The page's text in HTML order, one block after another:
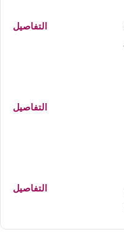
التفاصيل
التفاصيل
التفاصيل